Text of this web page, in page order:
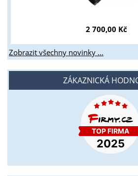
2 700,00 Kč
Zobrazit všechny novinky ...
ZÁKAZNICKÁ